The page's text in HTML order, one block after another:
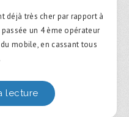
déjà très cher par rapport à
un 4 ème opérateur
mobile, en cassant tous
lecture